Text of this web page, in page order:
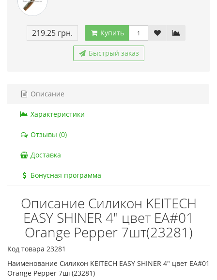
219.25 грн. Купить
Быстрый заказ
Описание
Характеристики
Отзывы (0)
Доставка
Бонусная программа
Описание Силикон KEITECH
EASY SHINER 4" цвет EA#01
Orange Pepper 7шт(23281)
Код товара 23281
Наименование Силикон KEITECH EASY SHINER 4" цвет EA#01
Orange Pepper 7шт(23281)